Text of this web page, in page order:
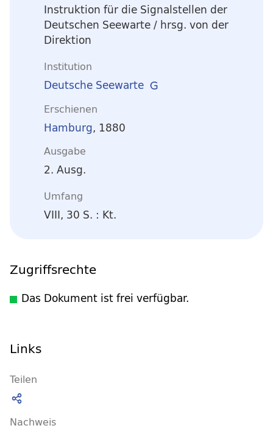
Instruktion für die Signalstellen der
Deutschen Seewarte/ hrsg. von der
Direktion
Institution
Deutsche Seewarte
Erschienen
Hamburg, 1880
Ausgabe
2. Ausg.
Umfang
VIII, 30 S. : Kt.
Zugriffsrechte
Das Dokument ist frei verfügbar.
Links
Teilen
Nachweis